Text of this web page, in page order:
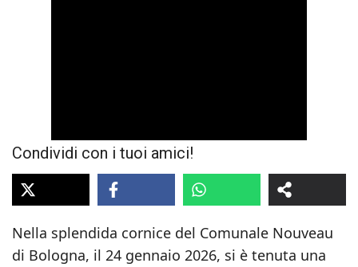
Condividi con i tuoi amici!
Nella splendida cornice del Comunale Nouveau
di Bologna, il 24 gennaio 2026, si è tenuta una